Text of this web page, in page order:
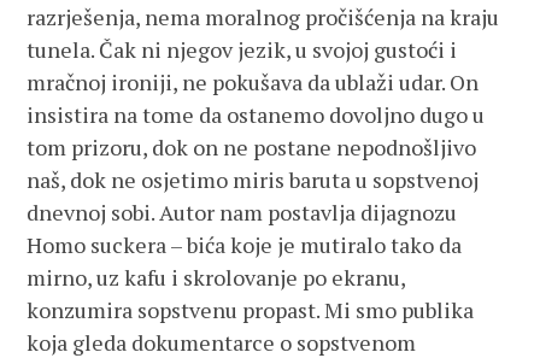
razrješenja, nema moralnog pročišćenja na kraju
tunela. Čak ni njegov jezik, u svojoj gustoći i
mračnoj ironiji, ne pokušava da ublaži udar. On
insistira na tome da ostanemo dovoljno dugo u
tom prizoru, dok on ne postane nepodnošljivo
naš, dok ne osjetimo miris baruta u sopstvenoj
dnevnoj sobi. Autor nam postavlja dijagnozu
Homo suckera – bića koje je mutiralo tako da
mirno, uz kafu i skrolovanje po ekranu,
konzumira sopstvenu propast. Mi smo publika
koja gleda dokumentarce o sopstvenom